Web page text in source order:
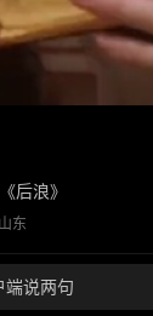
后浪》
山东
端说两句